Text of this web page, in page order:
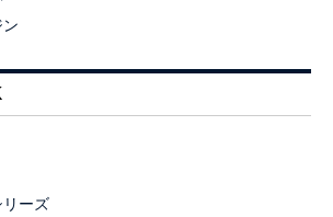
リーズ